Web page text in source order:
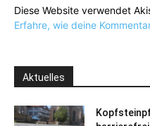
Diese Website verwendet
Erfahre, wie deine
Aktuelles